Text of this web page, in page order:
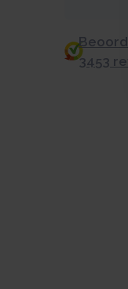
3453